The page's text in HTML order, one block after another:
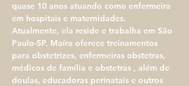
quase 10 anos atuando como enfermeira
em hospitais e maternidades.
Atualmente, ela reside e trabalha em São
Paulo-SP. Maíra oferece treinamentos
para obstetrizes, enfermeiras obstetras,
médicos de família e obstetras , além de
doulas, educadoras perinatais e outros